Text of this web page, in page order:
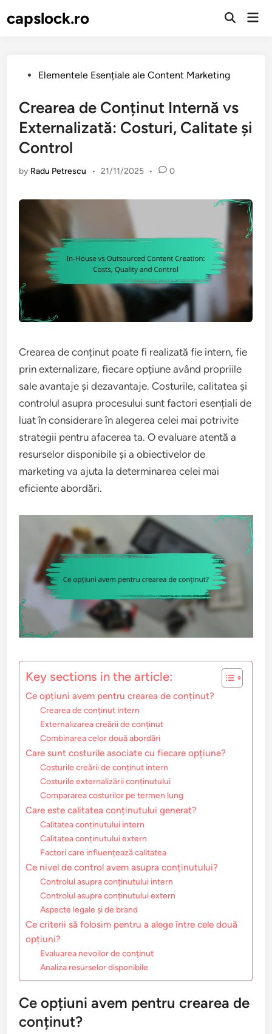
tocapslock.ro
Open
PostedElementele Esențiale ale Content Marketing
Crearea de Conținut Internă vs
Externalizată: Costuri, Calitate și
Control
by Radu Petrescu • 21/11/2025 • 0
Crearea de conținut poate fi realizată fie intern, fie
prin externalizare, fiecare opțiune având propriile
sale avantaje și dezavantaje. Costurile, calitatea și
controlul asupra procesului sunt factori esențiali de
luat în considerare în alegerea celei mai potrivite
strategii pentru afacerea ta. O evaluare atentă a
resurselor disponibile și a obiectivelor de
marketing va ajuta la determinarea celei mai
eficiente abordări.
Key sections in the article:
Ce opțiuni avem pentru crearea de conținut?
Crearea de conținut intern
Externalizarea creării de conținut
Combinarea celor două abordări
Care sunt costurile asociate cu fiecare opțiune?
Costurile creării de conținut intern
Costurile externalizării conținutului
Compararea costurilor pe termen lung
Care este calitatea conținutului generat?
Calitatea conținutului intern
Calitatea conținutului extern
Factori care influențează calitatea
Ce nivel de control avem asupra conținutului?
Controlul asupra conținutului intern
Controlul asupra conținutului extern
Aspecte legale și de brand
Ce criterii să folosim pentru a alege între cele două
opțiuni?
Evaluarea nevoilor de conținut
Analiza resurselor disponibile
Ce opțiuni avem pentru crearea de
conținut?